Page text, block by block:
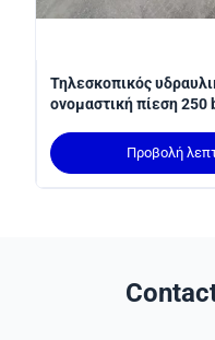
Τηλεσκοπικός
ονομαστική πίεση 250
trunnion
Προβολή